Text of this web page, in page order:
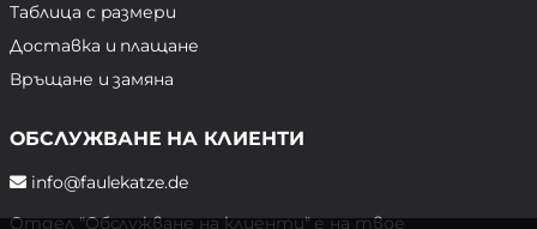
Таблица с размери
Доставка и плащане
Връщане и замяна
ОБСЛУЖВАНЕ НА КЛИЕНТИ
info@faulekatze.de
Отдел "Обслужване на клиенти" е на твое